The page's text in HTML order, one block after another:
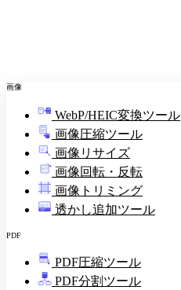
画像
WebP/HEIC変換ツール
画像圧縮ツール
画像リサイズ
画像回転・反転
画像トリミング
透かし追加ツール
PDF
PDF圧縮ツール
PDF分割ツール